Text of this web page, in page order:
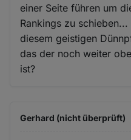
einer Seite führen um
Rankings zu
diesem geistigen
das der noch weiter
ist?
Gerhard (nicht überprüft)